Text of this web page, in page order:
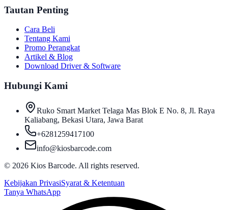
Tautan Penting
Cara Beli
Tentang Kami
Promo Perangkat
Artikel & Blog
Download Driver & Software
Hubungi Kami
Ruko Smart Market Telaga Mas Blok E No. 8, Jl. Raya
Kaliabang, Bekasi Utara, Jawa Barat
+6281259417100
info@kiosbarcode.com
© 2026 Kios Barcode. All rights reserved.
Kebijakan PrivasiSyarat & Ketentuan
Tanya WhatsApp